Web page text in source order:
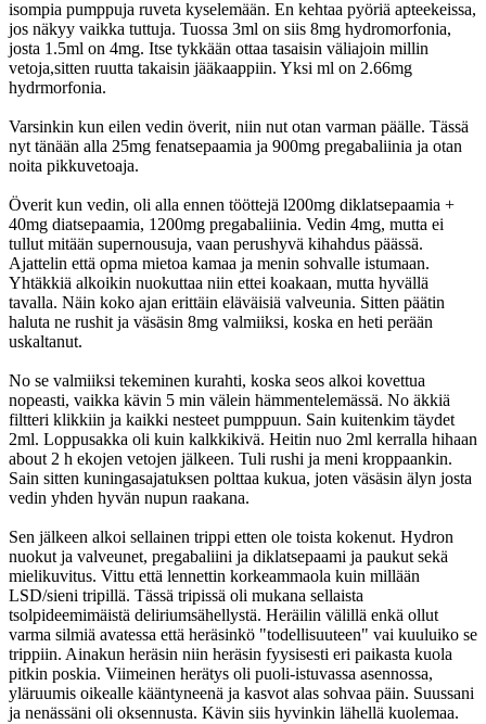
isompia pumppuja ruveta kyselemään. En kehtaa pyöriä apteekeissa,
jos näkyy vaikka tuttuja. Tuossa 3ml on siis 8mg hydromorfonia,
josta 1.5ml on 4mg. Itse tykkään ottaa tasaisin väliajoin millin
vetoja,sitten ruutta takaisin jääkaappiin. Yksi ml on 2.66mg
hydrmorfonia.
Varsinkin kun eilen vedin överit, niin nut otan varman päälle. Tässä
nyt tänään alla 25mg fenatsepaamia ja 900mg pregabaliinia ja otan
noita pikkuvetoaja.
Överit kun vedin, oli alla ennen tööttejä l200mg diklatsepaamia +
40mg diatsepaamia, 1200mg pregabaliinia. Vedin 4mg, mutta ei
tullut mitään supernousuja, vaan perushyvä kihahdus päässä.
Ajattelin että opma mietoa kamaa ja menin sohvalle istumaan.
Yhtäkkiä alkoikin nuokuttaa niin ettei koakaan, mutta hyvällä
tavalla. Näin koko ajan erittäin eläväisiä valveunia. Sitten päätin
haluta ne rushit ja väsäsin 8mg valmiiksi, koska en heti perään
uskaltanut.
No se valmiiksi tekeminen kurahti, koska seos alkoi kovettua
nopeasti, vaikka kävin 5 min välein hämmentelemässä. No äkkiä
filtteri klikkiin ja kaikki nesteet pumppuun. Sain kuitenkim täydet
2ml. Loppusakka oli kuin kalkkikivä. Heitin nuo 2ml kerralla hihaan
about 2 h ekojen vetojen jälkeen. Tuli rushi ja meni kroppaankin.
Sain sitten kuningasajatuksen polttaa kukua, joten väsäsin älyn josta
vedin yhden hyvän nupun raakana.
Sen jälkeen alkoi sellainen trippi etten ole toista kokenut. Hydron
nuokut ja valveunet, pregabaliini ja diklatsepaami ja paukut sekä
mielikuvitus. Vittu että lennettin korkeammaola kuin millään
LSD/sieni tripillä. Tässä tripissä oli mukana sellaista
tsolpideemimäistä deliriumsähellystä. Heräilin välillä enkä ollut
varma silmiä avatessa että heräsinkö "todellisuuteen" vai kuuluiko se
trippiin. Ainakun heräsin niin heräsin fyysisesti eri paikasta kuola
pitkin poskia. Viimeinen herätys oli puoli-istuvassa asennossa,
yläruumis oikealle kääntyneenä ja kasvot alas sohvaa päin. Suussani
ja nenässäni oli oksennusta. Kävin siis hyvinkin lähellä kuolemaa.